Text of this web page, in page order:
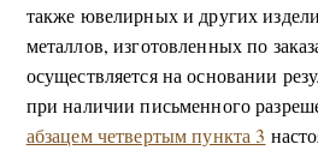
также ювелирных и других
металлов, изготовленных по
осуществляется на основании
при наличии письменного
абзацем четвертым пункта 3